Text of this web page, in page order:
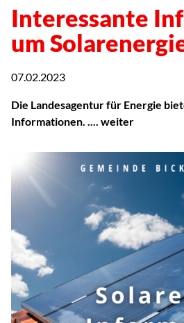
Interessante
um
07.02.2023
Die Landesagentur für Energie
Informationen. .... weiter